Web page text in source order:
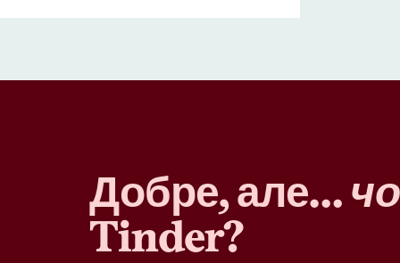
Добре, але…
Tinder?